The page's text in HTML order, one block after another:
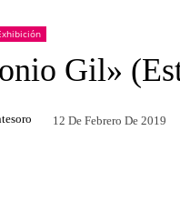
Gil»
12 De Febrero De 2019